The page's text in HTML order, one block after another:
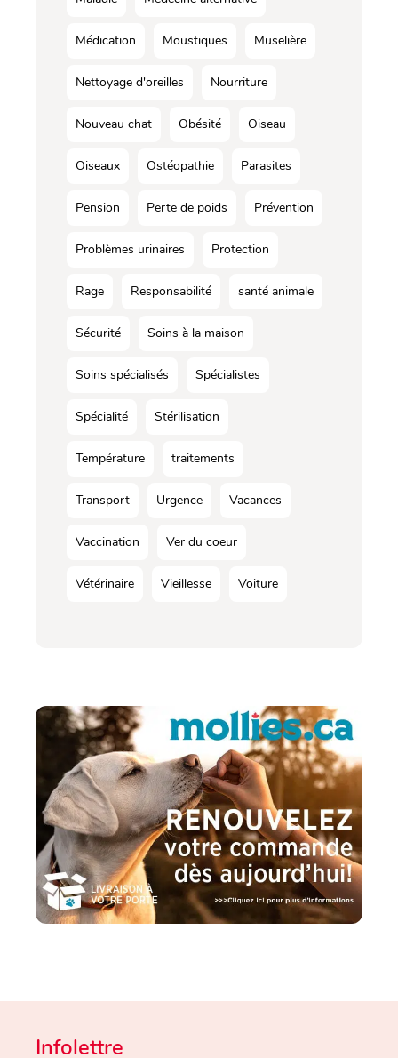
Médication Moustiques Muselière
Nettoyage d'oreilles Nourriture
Nouveau chat Obésité Oiseau
Oiseaux Ostéopathie Parasites
Pension Perte de poids Prévention
Problèmes urinaires Protection
Rage Responsabilité santé animale
Sécurité Soins à la maison
Soins spécialisés Spécialistes
Spécialité Stérilisation
Température traitements
Transport Urgence Vacances
Vaccination Ver du coeur
Vétérinaire Vieillesse Voiture
Infolettre